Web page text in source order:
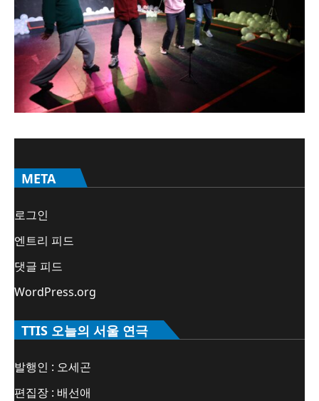
META
로그인
엔트리 피드
댓글 피드
WordPress.org
TTIS 오늘의 서울 연극
발행인 : 오세곤
편집장 : 배선애